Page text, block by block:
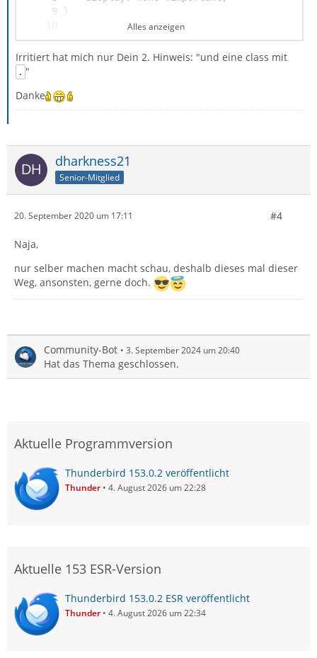
Alles anzeigen
Irritiert hat mich nur Dein 2. Hinweis: "und eine class mit
. "
Danke
dharkness21
Senior-Mitglied
20. September 2020 um 17:11 #4
Naja,
nur selber machen macht schau, deshalb dieses mal dieser
Weg, ansonsten, gerne doch.
Community-Bot 3. September 2024 um 20:40
Hat das Thema geschlossen.
Aktuelle Programmversion
Thunderbird 153.0.2 veröffentlicht
Thunder 4. August 2026 um 22:28
Aktuelle 153 ESR-Version
Thunderbird 153.0.2 ESR veröffentlicht
Thunder 4. August 2026 um 22:34